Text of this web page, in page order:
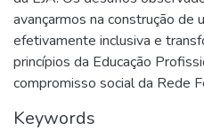
avançarmos na construção de
efetivamente inclusiva e
princípios da Educação
compromisso social da Rede
Keywords